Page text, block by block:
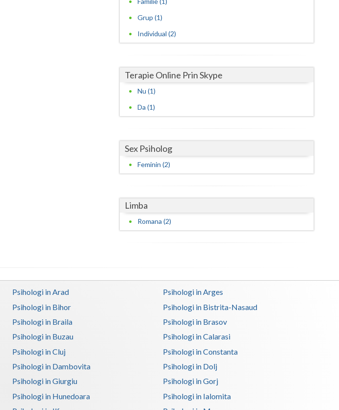
Timis
Grup (1)
Individual (2)
Terapie Online Prin Skype
Nu (1)
Da (1)
Sex Psiholog
Feminin (2)
Limba
Romana (2)
Psihologi in Arad
Psihologi in Arges
Psihologi in Bihor
Psihologi in Bistrita-Nasaud
Psihologi in Braila
Psihologi in Brasov
Psihologi in Buzau
Psihologi in Calarasi
Psihologi in Cluj
Psihologi in Constanta
Psihologi in Dambovita
Psihologi in Dolj
Psihologi in Giurgiu
Psihologi in Gorj
Psihologi in Hunedoara
Psihologi in Ialomita